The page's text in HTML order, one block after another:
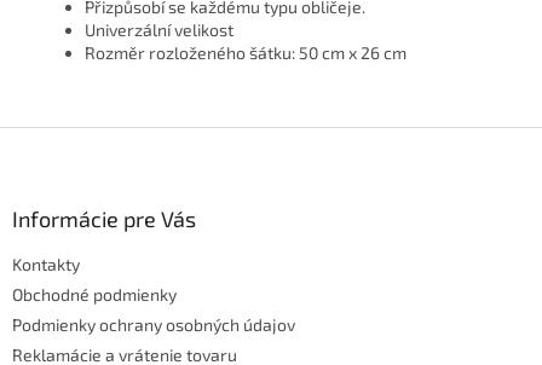
Přizpůsobí se každému typu obličeje.
Univerzální velikost
Rozměr rozloženého šátku: 50 cm x 26 cm
Informácie pre Vás
Kontakty
Obchodné podmienky
Podmienky ochrany osobných údajov
Reklamácie a vrátenie tovaru